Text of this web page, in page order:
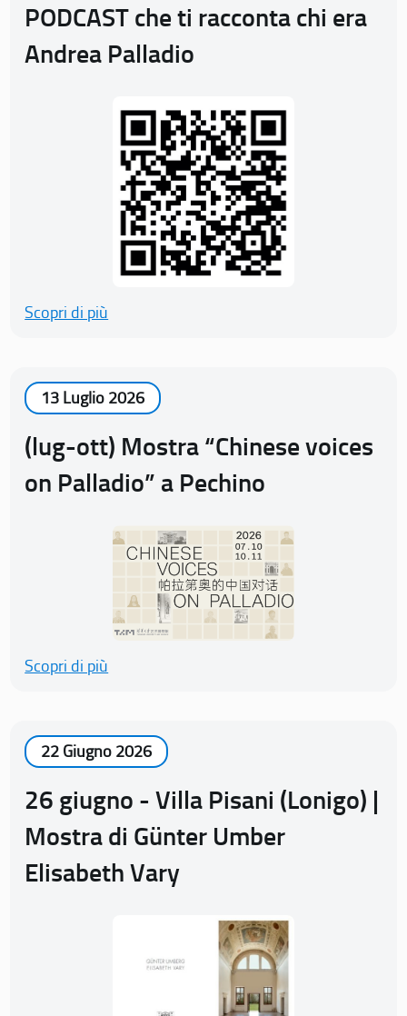
PODCAST che ti racconta chi era
Andrea Palladio
Scopri di più
13 Luglio 2026
(lug-ott) Mostra “Chinese voices
on Palladio” a Pechino
Scopri di più
22 Giugno 2026
26 giugno - Villa Pisani (Lonigo) |
Mostra di Günter Umber
Elisabeth Vary